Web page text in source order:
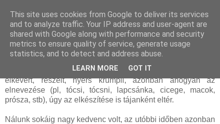
vasárnap, október 23, 2011
Sütőtök tócsi
A tócsi alapvetően olajban, vagy zsírban kisütött, lisztelt
elkevert, reszelt, nyers krumpli, azonban ahogyan az
elnevezése (pl, tócsi, tócsni, lapcsánka, cicege, macok,
prósza, stb), úgy az elkészítése is tájanként eltér.
Nálunk sokáig nagy kedvenc volt, az utóbbi időben azonban
This site uses cookies from Google to deliver its services
and to analyze traffic. Your IP address and user-agent are
shared with Google along with performance and security
metrics to ensure quality of service, generate usage
statistics, and to detect and address abuse.
LEARN MORE GOT IT